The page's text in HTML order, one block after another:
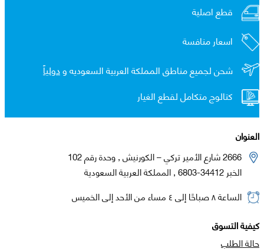
قطع اصلية
اسعار منافسة
شحن لجميع مناطق المملكة العربية السعوديه ودولياً
كتالوج متكامل لقطع الغيار
العنوان
2666 شارع الأمير تركي – الكورنيش , وحدة رقم 102
الخبر 34412-6803 , المملكة العربية السعودية
الساعة ٨ صباحًا إلى ٤ مساء من الأحد إلى الخميس
كيفية التسوق
حالة الطلب